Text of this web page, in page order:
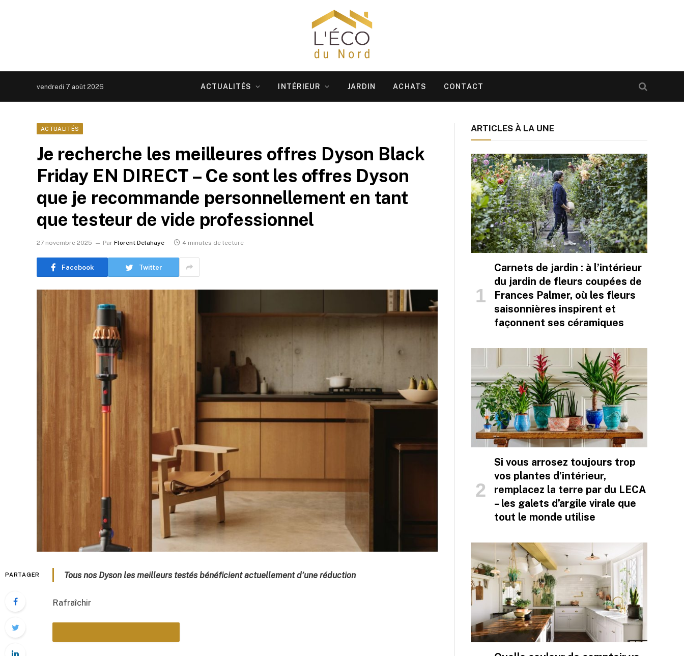
vendredi 7 août 2026 ACTUALITÉS INTÉRIEUR JARDIN ACHATS CONTACT
ACTUALITÉS
Je recherche les meilleures offres Dyson Black
Friday EN DIRECT – Ce sont les offres Dyson
que je recommande personnellement en tant
que testeur de vide professionnel
27 novembre 2025 Par Florent Delahaye 4 minutes de lecture
Facebook Twitter
PARTAGER Tous nos Dyson les meilleurs testés bénéficient actuellement d’une réduction
Rafraîchir
ARTICLES À LA UNE
Carnets de jardin : à l’intérieur
du jardin de fleurs coupées de
Frances Palmer, où les fleurs
saisonnières inspirent et
façonnent ses céramiques
Si vous arrosez toujours trop
vos plantes d’intérieur,
remplacez la terre par du LECA
– les galets d’argile virale que
tout le monde utilise